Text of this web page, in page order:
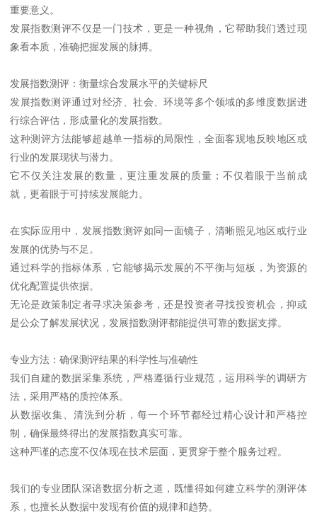
重要意义。
发展指数测评不仅是一门技术，更是一种视角，它帮助我们透过现
象看本质，准确把握发展的脉搏。
发展指数测评：衡量综合发展水平的关键标尺
发展指数测评通过对经济、社会、环境等多个领域的多维度数据进
行综合评估，形成量化的发展指数。
这种测评方法能够超越单一指标的局限性，全面客观地反映地区或
行业的发展现状与潜力。
它不仅关注发展的数量，更注重发展的质量；不仅着眼于当前成
就，更着眼于可持续发展能力。
在实际应用中，发展指数测评如同一面镜子，清晰照见地区或行业
发展的优势与不足。
通过科学的指标体系，它能够揭示发展的不平衡与短板，为资源的
优化配置提供依据。
无论是政策制定者寻求决策参考，还是投资者寻找投资机会，抑或
是公众了解发展状况，发展指数测评都能提供可靠的数据支撑。
专业方法：确保测评结果的科学性与准确性
我们自建的数据采集系统，严格遵循行业规范，运用科学的调研方
法，采用严格的质控体系。
从数据收集、清洗到分析，每一个环节都经过精心设计和严格控
制，确保最终得出的发展指数真实可靠。
这种严谨的态度不仅体现在技术层面，更贯穿于整个服务过程。
我们的专业团队深谙数据分析之道，既懂得如何建立科学的测评体
系，也擅长从数据中发现有价值的规律和趋势。